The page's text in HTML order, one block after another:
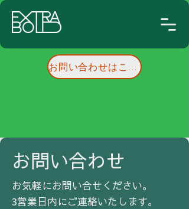
お問い合わせはこちらへ
お問い合わせ
お気軽にお問い合せください。
​3営業日内にご連絡いたします。